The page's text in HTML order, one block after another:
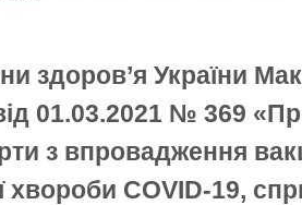
здоров’я України
01.03.2021 № 369
з впровадження
хвороби COVID-19,